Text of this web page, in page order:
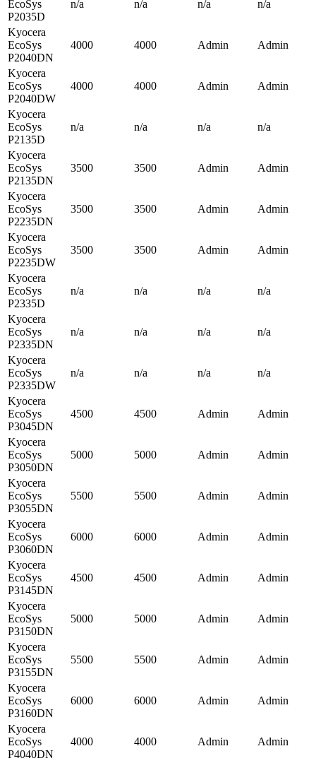
EcoSys
P2035D
n/a n/a n/a n/a
Kyocera
EcoSys
P2040DN
4000 4000 Admin Admin
Kyocera
EcoSys
P2040DW
4000 4000 Admin Admin
Kyocera
EcoSys
P2135D
n/a n/a n/a n/a
Kyocera
EcoSys
P2135DN
3500 3500 Admin Admin
Kyocera
EcoSys
P2235DN
3500 3500 Admin Admin
Kyocera
EcoSys
P2235DW
3500 3500 Admin Admin
Kyocera
EcoSys
P2335D
n/a n/a n/a n/a
Kyocera
EcoSys
P2335DN
n/a n/a n/a n/a
Kyocera
EcoSys
P2335DW
n/a n/a n/a n/a
Kyocera
EcoSys
P3045DN
4500 4500 Admin Admin
Kyocera
EcoSys
P3050DN
5000 5000 Admin Admin
Kyocera
EcoSys
P3055DN
5500 5500 Admin Admin
Kyocera
EcoSys
P3060DN
6000 6000 Admin Admin
Kyocera
EcoSys
P3145DN
4500 4500 Admin Admin
Kyocera
EcoSys
P3150DN
5000 5000 Admin Admin
Kyocera
EcoSys
P3155DN
5500 5500 Admin Admin
Kyocera
EcoSys
P3160DN
6000 6000 Admin Admin
Kyocera
EcoSys
P4040DN
4000 4000 Admin Admin